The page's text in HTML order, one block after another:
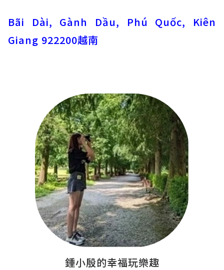
Bãi Dài, Gành Dầu, Phú Quốc, Kiên
Giang 922200越南
鍾小殷的幸福玩樂趣